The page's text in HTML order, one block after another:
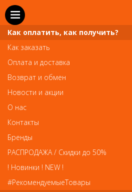
SEO
Как оплатить, как получить?
Как заказать
Оплата и доставка
Возврат и обмен
Новости и акции
О нас
Контакты
Бренды
РАСПРОДАЖА / Скидки до 50%
! Новинки ! NEW !
#РекомендуемыеТовары